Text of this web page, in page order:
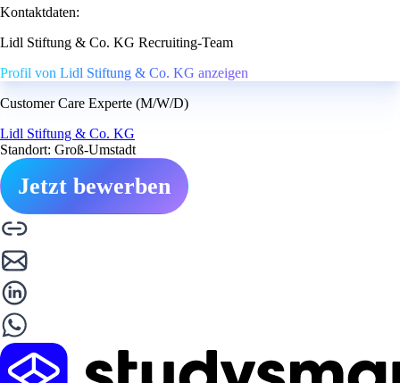
Kontaktdaten:
Lidl Stiftung & Co. KG Recruiting-Team
Profil von Lidl Stiftung & Co. KG anzeigen
Customer Care Experte (M/W/D)
Lidl Stiftung & Co. KG
Standort: Groß-Umstadt
Jetzt bewerben